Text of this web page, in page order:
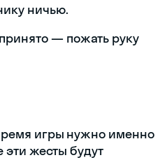
ничью.
— пожать руку
игры нужно именно
эти жесты будут